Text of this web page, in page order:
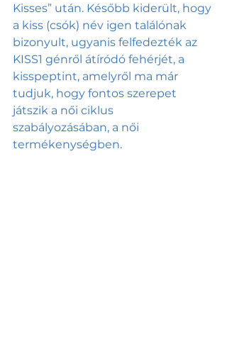
Kisses” után. Később kiderült, hogy
a kiss (csók) név igen találónak
bizonyult, ugyanis felfedezték az
KISS1 génről átíródó fehérjét, a
kisspeptint, amelyről ma már
tudjuk, hogy fontos szerepet
játszik a női ciklus
szabályozásában, a női
termékenységben.